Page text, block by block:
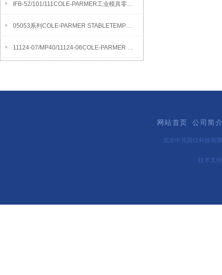
IFB-52/101/111COLE-PARMER工业模具零件清洁流化沙浴
05053系列COLE-PARMER STABLETEMP真空烘箱
11124-07/MP40/11124-06COLE-PARMER SYMMETRY MB水分测定天平
网站首页 公司简
北京中兆国仪科技有
技术支